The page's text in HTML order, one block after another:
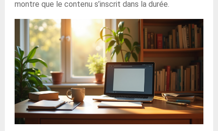
montre que le contenu s’inscrit dans la durée.